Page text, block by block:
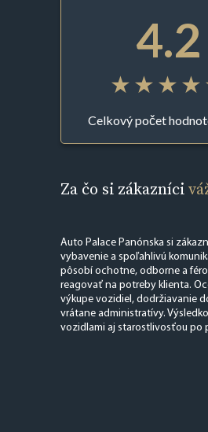
4.2
Celkový počet
Za čo si zákazníci
Auto Palace Panónska si
vybavenie a spoľahlivú
pôsobí ochotne, odborne a
reagovať na potreby klienta.
výkupe vozidiel, dodržiavanie
vrátane administratívy.
vozidlami aj starostlivosťou po